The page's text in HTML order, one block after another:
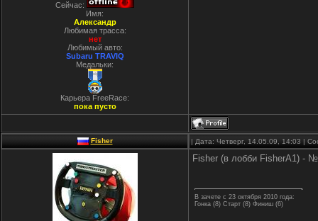
Сейчас:
Имя:
Александр
Любимая трасса:
нет
Любимый авто:
Subaru TRAVIQ
Медальки:
Карьера FreeRace:
пока пусто
Fisher | Дата: Четверг, 14.05.09, 14:03 |
Fisher (в лобби FisherA1) -
В зачете с 23 октября 2010 года:
Гонка (8) Старт (8) Финиш (6)